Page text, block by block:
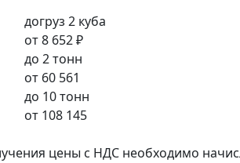
догруз 2 куба
от8 652 ₽
до 2 тонн
от 60 561
до 10 тонн
от 108 145
цены с НДС необходимо